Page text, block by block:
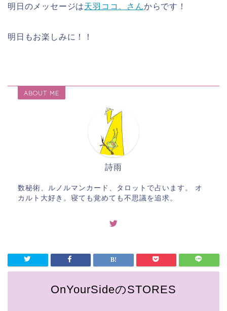
明日のメッセージは天羽ココ。さんからです！
明日もお楽しみに！！
ABOUT ME
詩雨
数秘術、ルノルマンカード、タロットで占います。 オ
カルト大好き。寝ても覚めても不思議を追求。
OnYourSideのSTORES